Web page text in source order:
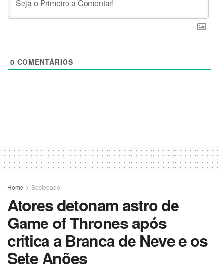
0 COMENTÁRIOS
Home Sociedade
Atores detonam astro de
Game of Thrones após
crítica a Branca de Neve e os
Sete Anões